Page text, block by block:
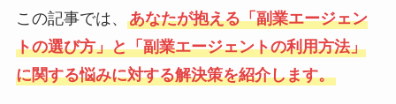
この記事では、 あなたが抱える「副業エージェン
トの選び方」と「副業エージェントの利用方法」
に関する悩みに対する解決策を紹介します。